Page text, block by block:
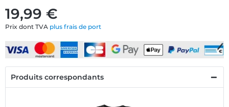
19,99 €
Prix dont TVA plus frais de port
Produits correspondants